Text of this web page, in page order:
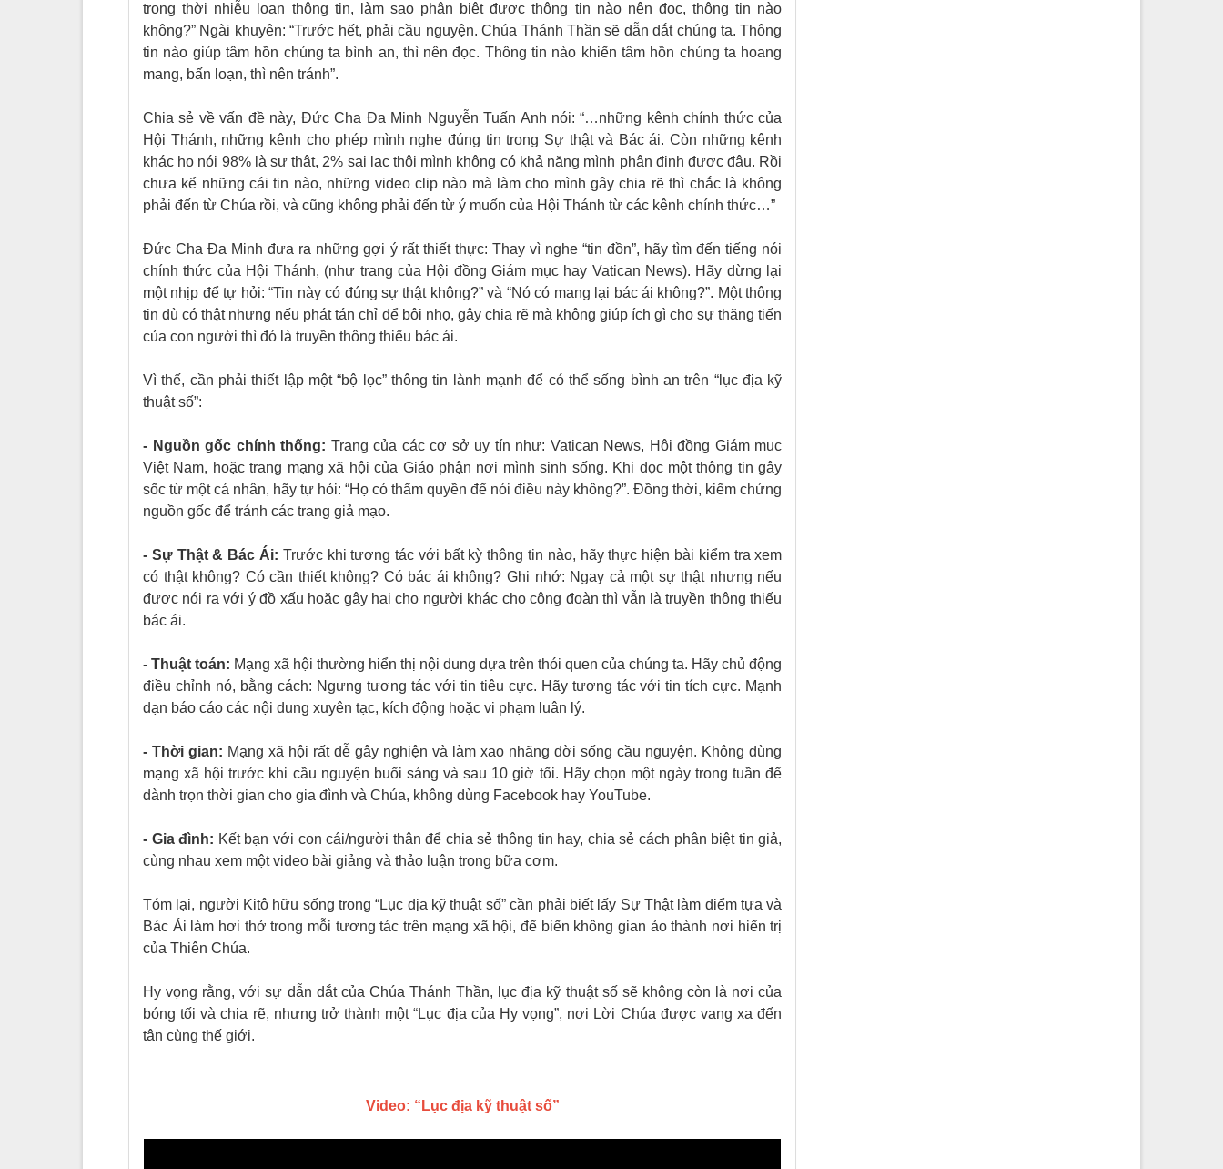
trong thời nhiễu loạn thông tin, làm sao phân biệt được thông tin nào nên đọc, thông tin nào
không?” Ngài khuyên: “Trước hết, phải cầu nguyện. Chúa Thánh Thần sẽ dẫn dắt chúng ta. Thông
tin nào giúp tâm hồn chúng ta bình an, thì nên đọc. Thông tin nào khiến tâm hồn chúng ta hoang
mang, bấn loạn, thì nên tránh”.
Chia sẻ về vấn đề này, Đức Cha Đa Minh Nguyễn Tuấn Anh nói: “…những kênh chính thức của
Hội Thánh, những kênh cho phép mình nghe đúng tin trong Sự thật và Bác ái. Còn những kênh
khác họ nói 98% là sự thật, 2% sai lạc thôi mình không có khả năng mình phân định được đâu. Rồi
chưa kể những cái tin nào, những video clip nào mà làm cho mình gây chia rẽ thì chắc là không
phải đến từ Chúa rồi, và cũng không phải đến từ ý muốn của Hội Thánh từ các kênh chính thức…”
Đức Cha Đa Minh đưa ra những gợi ý rất thiết thực: Thay vì nghe “tin đồn”, hãy tìm đến tiếng nói
chính thức của Hội Thánh, (như trang của Hội đồng Giám mục hay Vatican News). Hãy dừng lại
một nhịp để tự hỏi: “Tin này có đúng sự thật không?” và “Nó có mang lại bác ái không?”. Một thông
tin dù có thật nhưng nếu phát tán chỉ để bôi nhọ, gây chia rẽ mà không giúp ích gì cho sự thăng tiến
của con người thì đó là truyền thông thiếu bác ái.
Vì thế, cần phải thiết lập một “bộ lọc” thông tin lành mạnh để có thể sống bình an trên “lục địa kỹ
thuật số”:
- Nguồn gốc chính thống: Trang của các cơ sở uy tín như: Vatican News, Hội đồng Giám mục
Việt Nam, hoặc trang mạng xã hội của Giáo phận nơi mình sinh sống. Khi đọc một thông tin gây
sốc từ một cá nhân, hãy tự hỏi: “Họ có thẩm quyền để nói điều này không?”. Đồng thời, kiểm chứng
nguồn gốc để tránh các trang giả mạo.
- Sự Thật & Bác Ái: Trước khi tương tác với bất kỳ thông tin nào, hãy thực hiện bài kiểm tra xem
có thật không? Có cần thiết không? Có bác ái không? Ghi nhớ: Ngay cả một sự thật nhưng nếu
được nói ra với ý đồ xấu hoặc gây hại cho người khác cho cộng đoàn thì vẫn là truyền thông thiếu
bác ái.
- Thuật toán: Mạng xã hội thường hiển thị nội dung dựa trên thói quen của chúng ta. Hãy chủ động
điều chỉnh nó, bằng cách: Ngưng tương tác với tin tiêu cực. Hãy tương tác với tin tích cực. Mạnh
dạn báo cáo các nội dung xuyên tạc, kích động hoặc vi phạm luân lý.
- Thời gian: Mạng xã hội rất dễ gây nghiện và làm xao nhãng đời sống cầu nguyện. Không dùng
mạng xã hội trước khi cầu nguyện buổi sáng và sau 10 giờ tối. Hãy chọn một ngày trong tuần để
dành trọn thời gian cho gia đình và Chúa, không dùng Facebook hay YouTube.
- Gia đình: Kết bạn với con cái/người thân để chia sẻ thông tin hay, chia sẻ cách phân biệt tin giả,
cùng nhau xem một video bài giảng và thảo luận trong bữa cơm.
Tóm lại, người Kitô hữu sống trong “Lục địa kỹ thuật số” cần phải biết lấy Sự Thật làm điểm tựa và
Bác Ái làm hơi thở trong mỗi tương tác trên mạng xã hội, để biến không gian ảo thành nơi hiển trị
của Thiên Chúa.
Hy vọng rằng, với sự dẫn dắt của Chúa Thánh Thần, lục địa kỹ thuật số sẽ không còn là nơi của
bóng tối và chia rẽ, nhưng trở thành một “Lục địa của Hy vọng”, nơi Lời Chúa được vang xa đến
tận cùng thế giới.
Video: “Lục địa kỹ thuật số”